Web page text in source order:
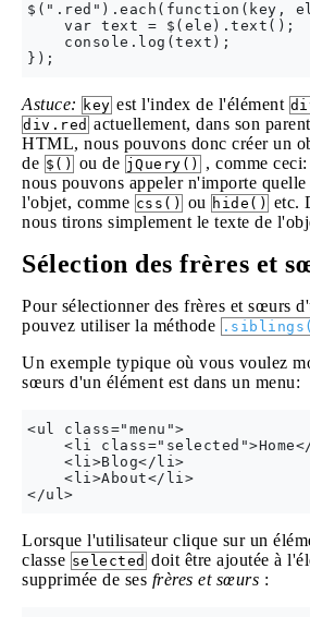
$(".red").each(function(key,
    var text = $(ele).text();
    console.log(text);
Astuce: key est l'index de l'élément
div.red actuellement, dans son
HTML, nous pouvons donc créer un
de $() ou de jQuery() , comme ceci:
nous pouvons appeler n'importe
l'objet, comme css() ou hide() etc.
nous tirons simplement le texte de
Sélection des frères et
Pour sélectionner des frères et sœurs
pouvez utiliser la méthode
Un exemple typique où vous voulez
sœurs d'un élément est dans un menu:
<ul class="menu">
<li
    <li>Blog</li>
    <li>About</li>
Lorsque l'utilisateur clique sur un
classe selected doit être ajoutée à
supprimée de ses frères et sœurs :